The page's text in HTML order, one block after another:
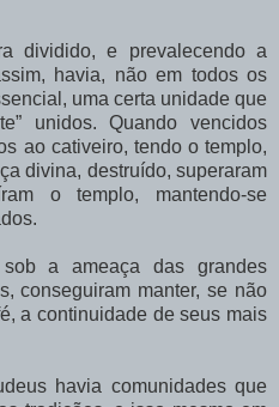
dividido, e prevalecendo a
havia, não em todos os
uma certa unidade que
unidos. Quando vencidos
ao cativeiro, tendo o templo,
divina, destruído, superaram
o templo, mantendo-se
a ameaça das grandes
conseguiram manter, se não
a continuidade de seus mais
havia comunidades que